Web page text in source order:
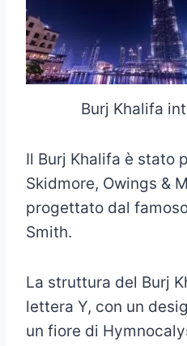
Burj Khalifa
Il Burj Khalifa è stato
Skidmore, Owings &
progettato dal
Smith.
La struttura del Burj
lettera Y, con un
un fiore di